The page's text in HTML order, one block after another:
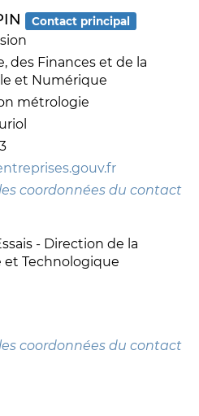
Contact principal
des Finances et de la
et Numérique
métrologie
coordonnées du contact
- Direction de la
et Technologique
coordonnées du contact